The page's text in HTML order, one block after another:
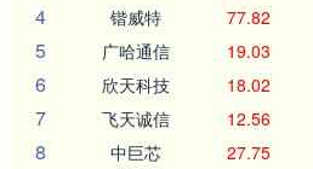
4 锴威特 77.82
5 广哈通信 19.03
6 欣天科技 18.02
7 飞天诚信 12.56
8 中巨芯 27.75